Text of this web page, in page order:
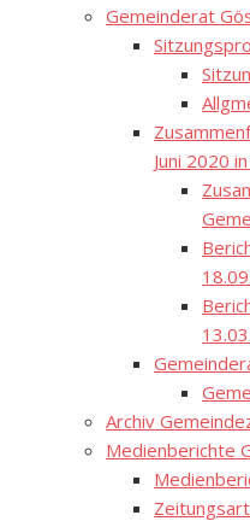
Gemeinderat
Juni 2020
Archiv
Medienberichte